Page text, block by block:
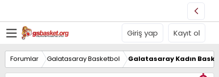
Giriş yap Kayıt ol
Forumlar Galatasaray Basketbol Galatasaray Kadın